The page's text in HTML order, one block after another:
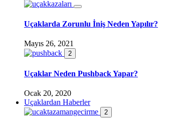
Uçaklarda Zorunlu İniş Neden Yapılır?
Mayıs 26, 2021
2
Uçaklar Neden Pushback Yapar?
Ocak 20, 2020
Uçaklardan Haberler
2